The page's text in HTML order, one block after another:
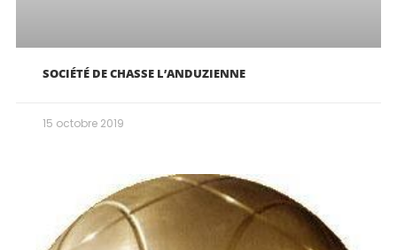
SOCIÉTÉ DE CHASSE L’ANDUZIENNE
15 octobre 2019